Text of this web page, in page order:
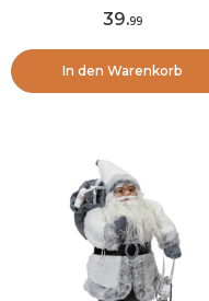
39.99
In den Warenkorb